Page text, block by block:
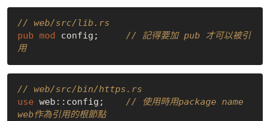
// web/src/lib.rs
pub mod config; // 記得要加 pub 才可以被引
用
// web/src/bin/https.rs
use web::config; // 使用時用package name
web作為引用的根節點